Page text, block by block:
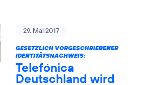
29. Mai 2017
GESETZLICH VORGESCHRIEBENER
IDENTITÄTSNACHWEIS:
Telefónica
Deutschland wird